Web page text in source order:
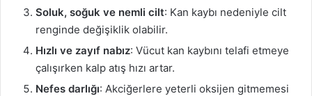
Soluk, soğuk ve nemli cilt: Kan kaybı nedeniyle cilt
renginde değişiklik olabilir.
Hızlı ve zayıf nabız: Vücut kan kaybını telafi etmeye
çalışırken kalp atış hızı artar.
Nefes darlığı: Akciğerlere yeterli oksijen gitmemesi